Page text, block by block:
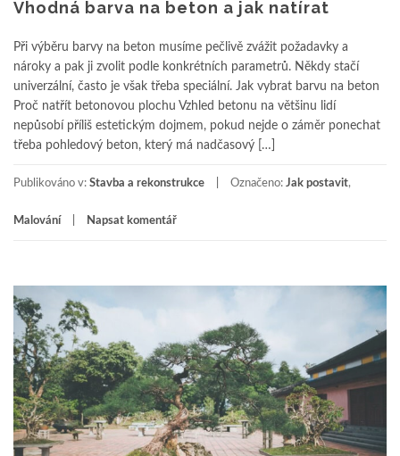
Vhodná barva na beton a jak natírat
Při výběru barvy na beton musíme pečlivě zvážit požadavky a
nároky a pak ji zvolit podle konkrétních parametrů. Někdy stačí
univerzální, často je však třeba speciální. Jak vybrat barvu na beton
Proč natřít betonovou plochu Vzhled betonu na většinu lidí
nepůsobí příliš estetickým dojmem, pokud nejde o záměr ponechat
třeba pohledový beton, který má nadčasový […]
Publikováno v: Stavba a rekonstrukce Označeno: Jak postavit,
Malování Napsat komentář